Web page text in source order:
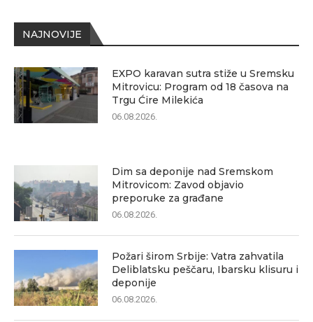
NAJNOVIJE
EXPO karavan sutra stiže u Sremsku
Mitrovicu: Program od 18 časova na
Trgu Ćire Milekića
06.08.2026.
Dim sa deponije nad Sremskom
Mitrovicom: Zavod objavio
preporuke za građane
06.08.2026.
Požari širom Srbije: Vatra zahvatila
Deliblatsku peščaru, Ibarsku klisuru i
deponije
06.08.2026.